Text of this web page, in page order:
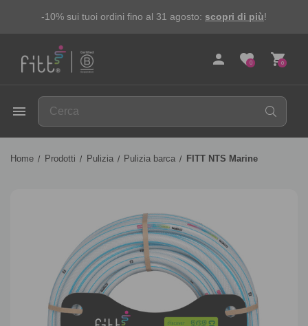
-10% sui tuoi ordini fino al 31 agosto: scopri di più!
person 0
favorite 0
shopping_cart
menu
Home Prodotti Pulizia Pulizia barca FITT NTS Marine